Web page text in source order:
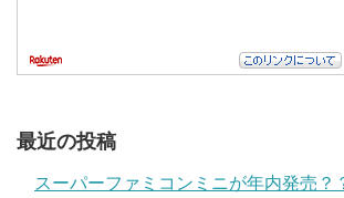
最近の投稿
スーパーファミコンミニが年内発売？